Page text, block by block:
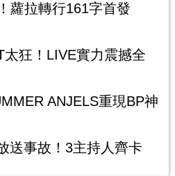
蘿拉轉行161字首發
太狂！LIVE實力震撼全
ANJELS重現BP神
送事故！3主持人齊卡